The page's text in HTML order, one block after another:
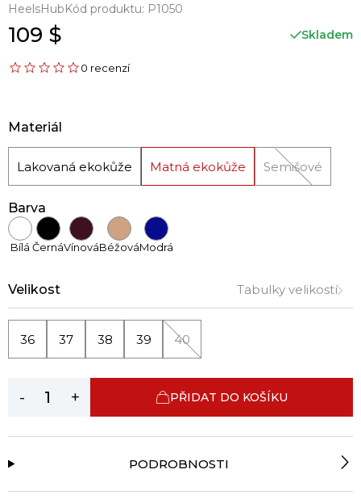
HeelsHubKód produktu: P1050
109 $ Skladem
0 recenzí
Materiál
Lakovaná ekokůže Matná ekokůže Semišové
Barva
Bílá ČernáVínováBéžováModrá
Velikost Tabulky velikostí
36 37 38 39 40
- + PŘIDAT DO KOŠÍKU
PODROBNOSTI